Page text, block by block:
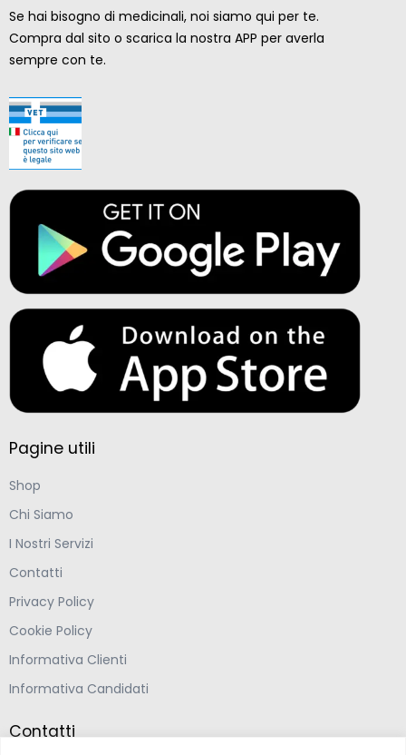
Se hai bisogno di medicinali, noi siamo qui per te.
Compra dal sito o scarica la nostra APP per averla
sempre con te.
Pagine utili
Shop
Chi Siamo
I Nostri Servizi
Contatti
Privacy Policy
Cookie Policy
Informativa Clienti
Informativa Candidati
Contatti